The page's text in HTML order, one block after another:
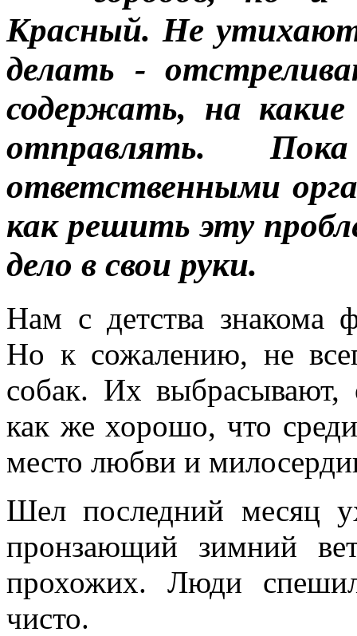
Красный. Не
делать -
содержать, на
отправлять.
ответственными
как решить эту
дело в свои руки.
Нам с детства знакома
Но к сожалению, не
собак. Их
как же хорошо, что
место любви и
Шел последний месяц
пронзающий зимний
прохожих. Люди
чисто.